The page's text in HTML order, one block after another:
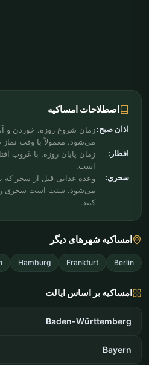
اصطلاحات امساکیه
اذان صبح:زمان شروع روزه. خوردن و
می‌شود. معمولاً با وقت
افطار:
زمان پایان روزه. با غروب
است.
سحری:
وعده غذایی قبل از سحر که
می‌شود. سنت است سحری را
کنید.
امساکیه شهرهای دیگر
Berlin
Frankfurt
Hamburg
امساکیه بر اساس ایالت
Baden-Württemberg
Bayern